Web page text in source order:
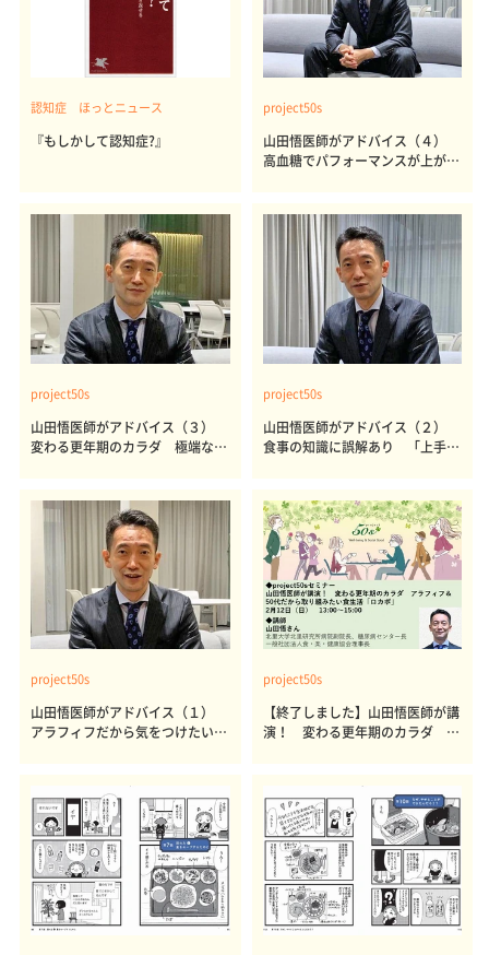
認知症 ほっとニュース
『もしかして認知症?』
project50s
山田悟医師がアドバイス（４）
高血糖でパフォーマンスが上がる
project50s
山田悟医師がアドバイス（３）
変わる更年期のカラダ 極端なラ
project50s
山田悟医師がアドバイス（２）
食事の知識に誤解あり 「上手な
project50s
山田悟医師がアドバイス（１）
アラフィフだから気をつけたい
project50s
【終了しました】山田悟医師が講
演！ 変わる更年期のカラダ ア